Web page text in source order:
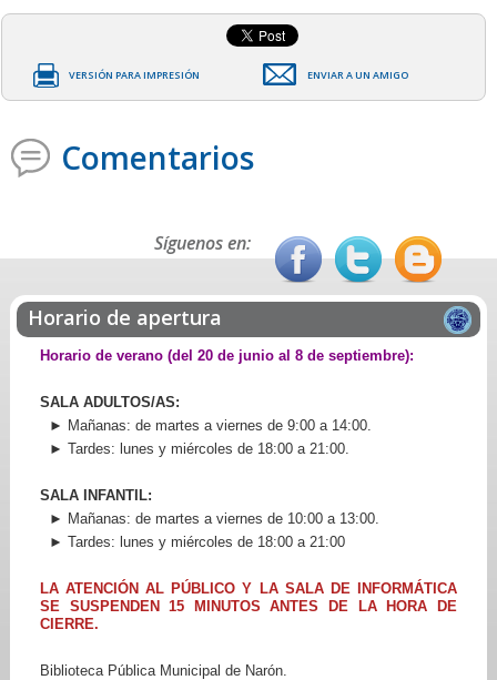
VERSIÓN PARA IMPRESIÓN ENVIAR A UN AMIGO
Comentarios
Síguenos en:
Horario de apertura
Horario de verano (del 20 de junio al 8 de septiembre):
SALA ADULTOS/AS:
► Mañanas: de martes a viernes de 9:00 a 14:00.
► Tardes: lunes y miércoles de 18:00 a 21:00.
SALA INFANTIL:
► Mañanas: de martes a viernes de 10:00 a 13:00.
► Tardes: lunes y miércoles de 18:00 a 21:00
LA ATENCIÓN AL PÚBLICO Y LA SALA DE INFORMÁTICA
SE SUSPENDEN 15 MINUTOS ANTES DE LA HORA DE
CIERRE.
Biblioteca Pública Municipal de Narón.